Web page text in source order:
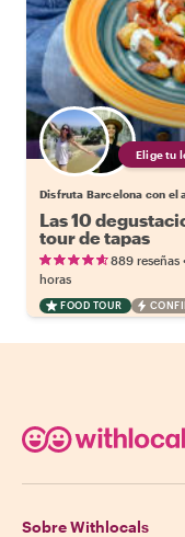
Elige tu
Disfruta Barcelona con el
Las 10
tour de tapas
889 reseñas
horas
FOOD TOUR
Sobre Withlocals